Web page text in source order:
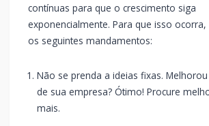
contínuas para que o crescimento siga
exponencialmente. Para que isso
os seguintes mandamentos:
Não se prenda a ideias fixas.
de sua empresa? Ótimo! Procure
mais.